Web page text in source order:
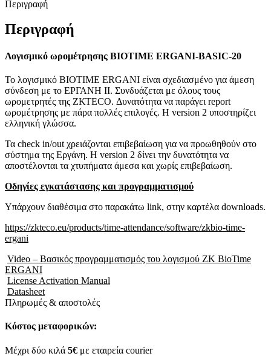
Περιγραφή
Περιγραφή
Λογισμικό ωρομέτρησης BIOTIME ERGANI-BASIC-20
Το λογισμικό BIOTIME ERGANI είναι σχεδιασμένο για άμεση
σύνδεση με το ΕΡΓΑΝΗ ΙΙ. Συνδυάζεται με όλους τους
ωρομετρητές της ΖΚΤΕCO. Δυνατότητα να παράγει report
ωρομέτρησης με πάρα πολλές επιλογές. Η version 2 υποστηρίζει
ελληνική γλώσσα.
Τα check in/out χρειάζονται επιβεβαίωση για να προωθηθούν στο
σύστημα της Εργάνη. Η version 2 δίνει την δυνατότητα να
αποστέλονται τα χτυπήματα άμεσα και χωρίς επιβεβαίωση.
Οδηγίες εγκατάστασης και προγραμματισμού
Υπάρχουν διαθέσιμα στο παρακάτω link, στην καρτέλα downloads.
https://zkteco.eu/products/time-attendance/software/zkbio-time-
ergani
Video – Bασικός προγραμματισμός του λογισμού ZK BioTime
ERGANI
License Activation Manual
Datasheet
Πληρωμές & αποστολές
Κόστος μεταφορικών:
Μέχρι δύο κιλά 5€ με εταιρεία courier